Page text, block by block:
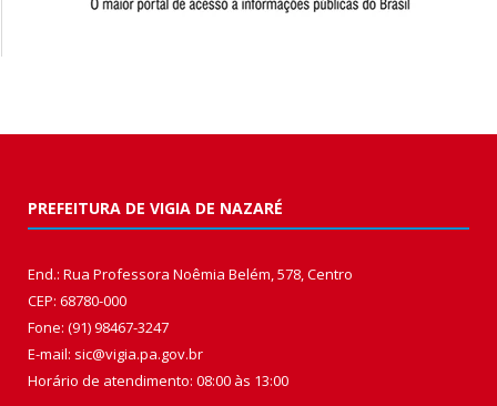
PREFEITURA DE VIGIA DE NAZARÉ
End.: Rua Professora Noêmia Belém, 578, Centro
CEP: 68780-000
Fone: (91) 98467-3247
E-mail: sic@vigia.pa.gov.br
Horário de atendimento: 08:00 às 13:00